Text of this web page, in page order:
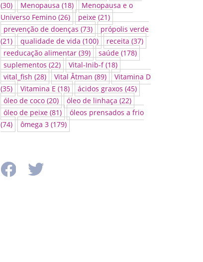
(30)
Menopausa (18)
Menopausa e o
Universo Femino(26) peixe(21)
prevenção de doenças (73)
própolis verde
(21)
qualidade de vida (100) receita (37)
reeducação alimentar(39) saúde(178)
suplementos (22) Vital-Inib-f(18)
vital_fish (28) Vital Âtman (89)
Vitamina D
(35)
Vitamina E (18) ácidos graxos (45)
óleo de coco(20) óleo de linhaça (22)
óleo de peixe(81)
óleos prensados a frio
(74)
ômega 3(179)